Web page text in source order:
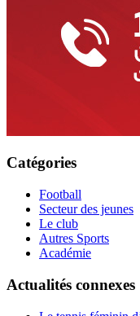
Catégories
Football
Secteur des jeunes
Le club
Autres Sports
Académie
Actualités connexes